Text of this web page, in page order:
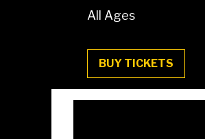
All Ages
BUY TICKETS